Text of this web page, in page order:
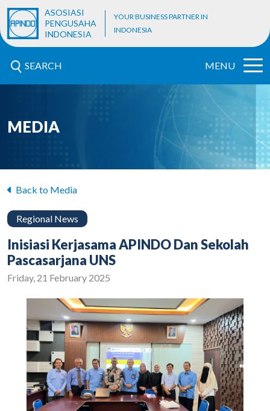
ASOSIASI
PENGUSAHA
INDONESIA
YOUR BUSINESS PARTNER IN
INDONESIA
SEARCH MENU
MEDIA
Back to Media
Regional News
Inisiasi Kerjasama APINDO Dan Sekolah
Pascasarjana UNS
Friday, 21 February 2025